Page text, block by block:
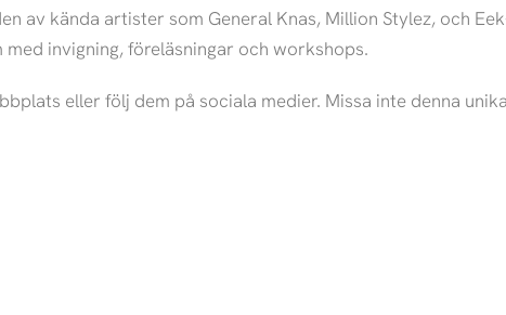
av kända artister som General Knas, Million Stylez, och
invigning, föreläsningar och workshops.
eller följ dem på sociala medier. Missa inte denna